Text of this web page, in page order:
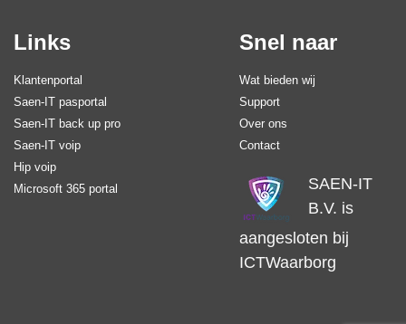
Links
Klantenportal
Saen-IT pasportal
Saen-IT back up pro
Saen-IT voip
Hip voip
Microsoft 365 portal
Snel naar
Wat bieden wij
Support
Over ons
Contact
SAEN-IT
B.V. is
aangesloten bij
ICTWaarborg